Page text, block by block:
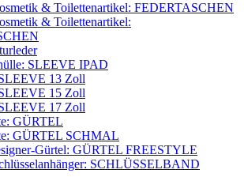
& Toilettenartikel: FEDERTASCHEN
& Toilettenartikel:
SLEEVE IPAD
13 Zoll
15 Zoll
17 Zoll
GÜRTEL
GÜRTEL SCHMAL
Gürtel: GÜRTEL FREESTYLE
SCHLÜSSELBAND